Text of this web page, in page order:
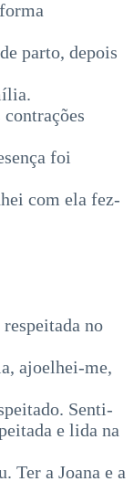
parto, depois
foi
com ela fez-
no
ajoelhei-me,
Senti-
e lida na
Ter a Joana e a